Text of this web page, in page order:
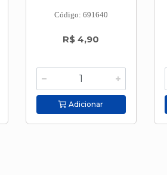
Código: 691640
R$ 4,90
Adicionar